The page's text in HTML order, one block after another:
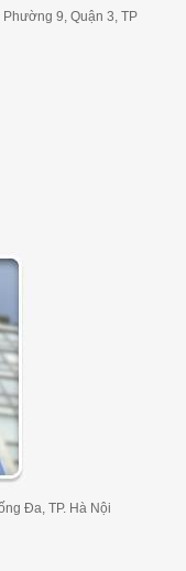
9, Quận 3, TP
Đa, TP. Hà Nội